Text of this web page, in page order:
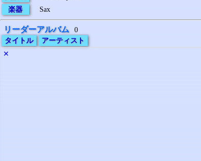
楽器
Sax
リーダーアルバム
0
タイトル
アーティスト
✕